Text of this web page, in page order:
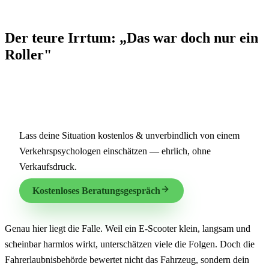
Der teure Irrtum: „Das war doch nur ein
Roller"
Lass deine Situation kostenlos & unverbindlich von einem
Verkehrspsychologen einschätzen — ehrlich, ohne
Verkaufsdruck.
Kostenloses Beratungsgespräch
Genau hier liegt die Falle. Weil ein E-Scooter klein, langsam und
scheinbar harmlos wirkt, unterschätzen viele die Folgen. Doch die
Fahrerlaubnisbehörde bewertet nicht das Fahrzeug, sondern dein